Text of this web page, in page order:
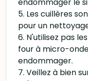
5. Les cuillères
pour un
6. N'utilisez pas
four à micro-
endommager.
7. Veillez à bien